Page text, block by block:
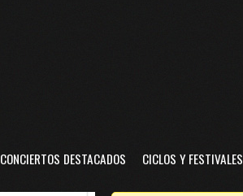
CONCIERTOS DESTACADOS CICLOS Y FESTIVALES